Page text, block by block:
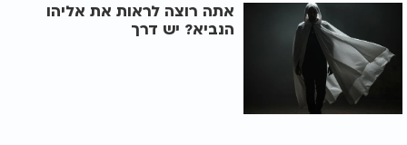
אתה רוצה לראות את אליהו
הנביא? יש דרך